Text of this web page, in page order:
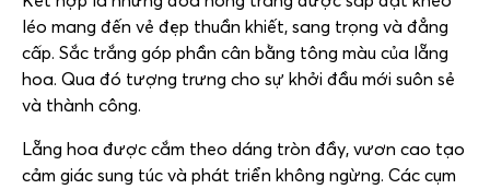
léo mang đến vẻ đẹp thuần khiết, sang trọng và đẳng
cấp. Sắc trắng góp phần cân bằng tông màu của lẵng
hoa. Qua đó tượng trưng cho sự khởi đầu mới suôn sẻ
và thành công.
Lẵng hoa được cắm theo dáng tròn đầy, vươn cao tạo
cảm giác sung túc và phát triển không ngừng. Các cụm